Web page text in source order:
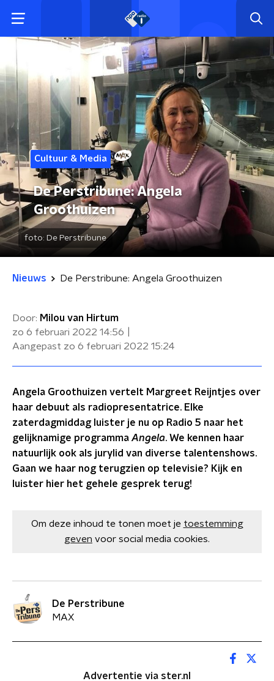
Cultuur & Media
De Perstribune: Angela
Groothuizen
foto: De Perstribune
Nieuws De Perstribune: Angela Groothuizen
Door: Milou van Hirtum
zo 6 februari 2022 14:56
Aangepast zo 6 februari 2022 15:24
Angela Groothuizen vertelt Margreet Reijntjes over
haar debuut als radiopresentatrice. Elke
zaterdagmiddag luister je nu op Radio 5 naar het
gelijknamige programma Angela. We kennen haar
natuurlijk ook als jurylid van diverse talentenshows.
Gaan we haar nog terugzien op televisie? Kijk en
luister hier het gehele gesprek terug!
Om deze inhoud te tonen moet je toestemming
geven voor social media cookies.
De Perstribune
MAX
Advertentie via ster.nl